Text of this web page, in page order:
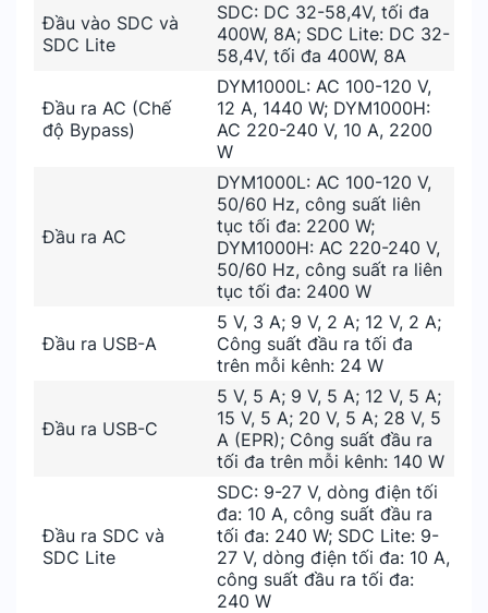
Đầu vào SDC và
SDC Lite
SDC: DC 32-58,4V, tối đa
400W, 8A; SDC Lite: DC 32-
58,4V, tối đa 400W, 8A
Đầu ra AC (Chế
độ Bypass)
DYM1000L: AC 100-120 V,
12 A, 1440 W; ‌DYM1000H:
AC 220-240 V, 10 A, 2200
W
Đầu ra AC
DYM1000L: AC 100-120 V,
50/60 Hz, công suất liên
tục tối đa: 2200 W;
DYM1000H: AC 220-240 V,
50/60 Hz, công suất ra liên
tục tối đa: 2400 W
Đầu ra USB-A
5 V, 3 A; 9 V, 2 A; 12 V, 2 A;
Công suất đầu ra tối đa
trên mỗi kênh: 24 W
Đầu ra USB-C
5 V, 5 A; 9 V, 5 A; 12 V, 5 A;
15 V, 5 A; 20 V, 5 A; 28 V, 5
A (EPR); Công suất đầu ra
tối đa trên mỗi kênh: 140 W
Đầu ra SDC và
SDC Lite
SDC: 9-27 V, dòng điện tối
đa: 10 A, công suất đầu ra
tối đa: 240 W; SDC Lite: 9-
27 V, dòng điện tối đa: 10 A,
công suất đầu ra tối đa:
240 W